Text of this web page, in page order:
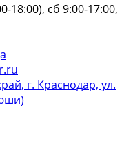
18:00), сб 9:00-17:00,
г. Краснодар, ул.